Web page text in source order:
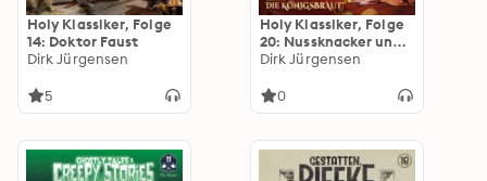
Holy Klassiker, Folge
14: Doktor Faust
Dirk Jürgensen
5
Holy Klassiker, Folge
20: Nussknacker und
Mausekönig
Dirk Jürgensen
0